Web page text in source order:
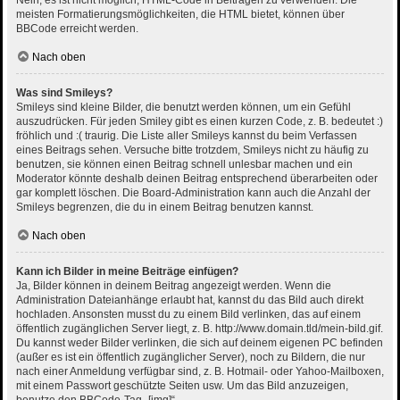
meisten Formatierungsmöglichkeiten, die HTML bietet, können über
BBCode erreicht werden.
Nach oben
Was sind Smileys?
Smileys sind kleine Bilder, die benutzt werden können, um ein Gefühl
auszudrücken. Für jeden Smiley gibt es einen kurzen Code, z. B. bedeutet :)
fröhlich und :( traurig. Die Liste aller Smileys kannst du beim Verfassen
eines Beitrags sehen. Versuche bitte trotzdem, Smileys nicht zu häufig zu
benutzen, sie können einen Beitrag schnell unlesbar machen und ein
Moderator könnte deshalb deinen Beitrag entsprechend überarbeiten oder
gar komplett löschen. Die Board-Administration kann auch die Anzahl der
Smileys begrenzen, die du in einem Beitrag benutzen kannst.
Nach oben
Kann ich Bilder in meine Beiträge einfügen?
Ja, Bilder können in deinem Beitrag angezeigt werden. Wenn die
Administration Dateianhänge erlaubt hat, kannst du das Bild auch direkt
hochladen. Ansonsten musst du zu einem Bild verlinken, das auf einem
öffentlich zugänglichen Server liegt, z. B. http://www.domain.tld/mein-bild.gif.
Du kannst weder Bilder verlinken, die sich auf deinem eigenen PC befinden
(außer es ist ein öffentlich zugänglicher Server), noch zu Bildern, die nur
nach einer Anmeldung verfügbar sind, z. B. Hotmail- oder Yahoo-Mailboxen,
mit einem Passwort geschützte Seiten usw. Um das Bild anzuzeigen,